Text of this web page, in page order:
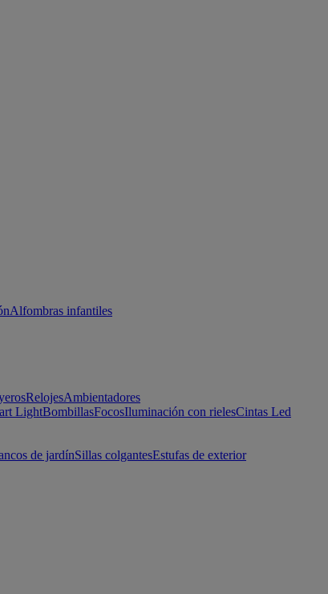
Alfombras infantiles
RelojesAmbientadores
LightBombillasFocosIluminación con rielesCintas Led
de jardínSillas colgantesEstufas de exterior